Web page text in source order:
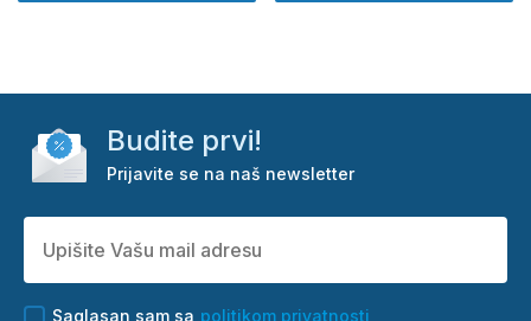
Budite prvi!
Prijavite se na naš newsletter
Saglasan sam sa politikom privatnosti